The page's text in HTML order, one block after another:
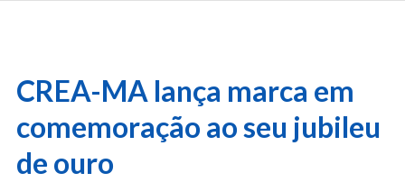
CREA-MA lança marca em
comemoração ao seu jubileu
de ouro